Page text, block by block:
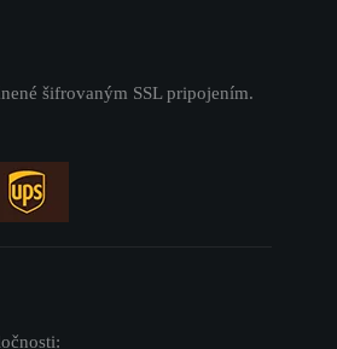
šifrovaným SSL pripojením.